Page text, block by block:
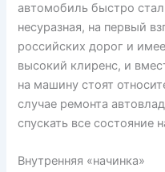
автомобиль быстро
несуразная, на первый
российских дорог и
высокий клиренс, и
на машину стоят
случае ремонта
спускать все состояние
Внутренняя «начинка»